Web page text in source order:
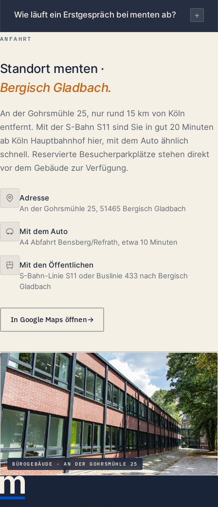
Wie läuft ein Erstgespräch bei menten ab? +
ANFAHRT
Standort menten ·
Bergisch Gladbach.
An der Gohrsmühle 25, nur rund 15 km von Köln
entfernt. Mit der S-Bahn S11 sind Sie in gut 20 Minuten
ab Köln Hauptbahnhof hier, mit dem Auto ähnlich
schnell. Reservierte Besucherparkplätze stehen direkt
vor dem Gebäude zur Verfügung.
Adresse
An der Gohrsmühle 25, 51465 Bergisch Gladbach
Mit dem Auto
A4 Abfahrt Bensberg/Refrath, etwa 10 Minuten
Mit den Öffentlichen
S-Bahn-Linie S11 oder Buslinie 433 nach Bergisch
Gladbach
In Google Maps öffnen
Standortkarte von OpenStreetMap
. Beim Laden
wird Ihre IP-Adresse an die OpenStreetMap
Foundation übertragen.
Karte laden
BÜROGEBÄUDE · AN DER GOHRSMÜHLE 25